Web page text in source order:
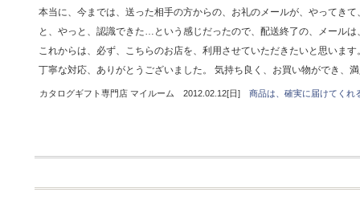
本当に、今までは、送った相手の方からの、お礼のメールが、やってき
と、やっと、認識できた…という感じだったので、配送終了の、メール
これからは、必ず、こちらのお店を、利用させていただきたいと思います
丁寧な対応、ありがとうございました。 気持ち良く、お買い物ができ、
カタログギフト専門店 マイルーム 2012.02.12[日] 商品は、確実に届けてくれ